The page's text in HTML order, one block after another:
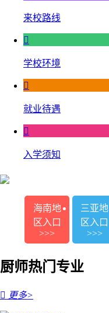
来校路线

学校环境

就业待遇

入学须知
海南地
区入口
>>>
三亚地
区入口
>>>
厨师热门专业
 更多>